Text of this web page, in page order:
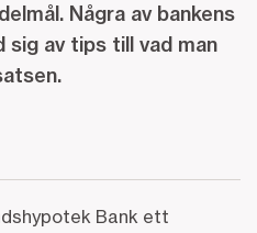
Några av bankens
sig av tips till vad man
Bank ett